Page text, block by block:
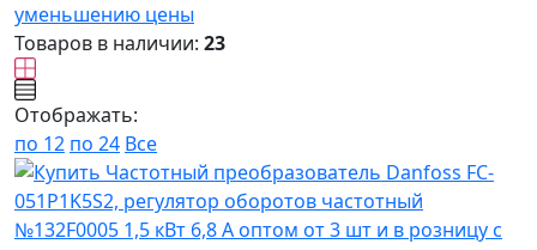
уменьшению цены
Товаров в наличии: 23
Отображать:
по 12 по 24 Все